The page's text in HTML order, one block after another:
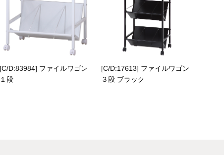
[C/D:83984] ファイルワゴン
１段
[C/D:17613] ファイルワゴン
３段 ブラック